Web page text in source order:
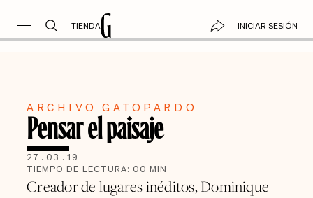
TIENDA INICIAR SESIÓN
ARCHIVO GATOPARDO
Pensar el paisaje
27 . 03 . 19
TIEMPO DE LECTURA: 00 MIN
Creador de lugares inéditos, Dominique